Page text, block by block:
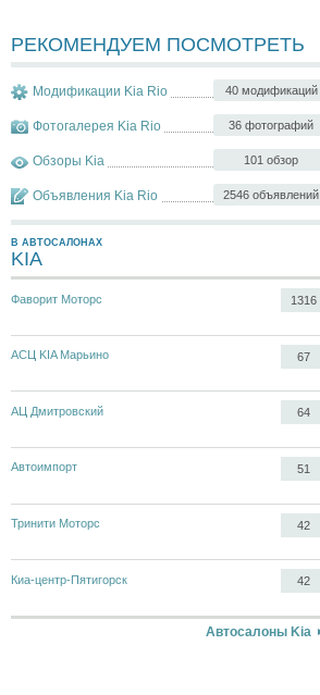
РЕКОМЕНДУЕМ ПОСМОТРЕТЬ
40 модификаций
Модификации Kia Rio
36 фотографий
Фотогалерея Kia Rio
101 обзор
Обзоры Kia
2546 объявлений
Объявления Kia Rio
В АВТОСАЛОНАХ
KIA
Фаворит Моторс 1316
АСЦ KIA Марьино 67
АЦ Дмитровский 64
Автоимпорт 51
Тринити Моторс 42
Киа-центр-Пятигорск 42
Автосалоны Kia